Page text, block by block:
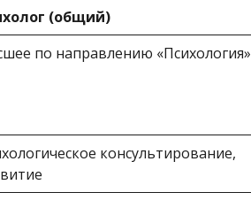
(общий)
по направлению «Психология»
консультирование,